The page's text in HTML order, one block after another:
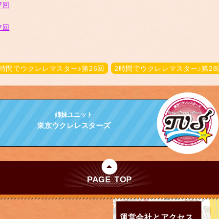
間でウクレレマスター♪第26回 2時間でウクレレマスター♪第28
姉妹ユニット
東京ウクレレスターズ
PAGE TOP
運営会社とアクセス